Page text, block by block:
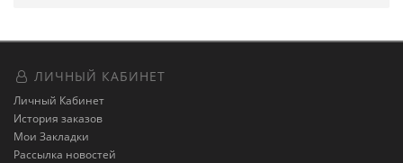
ЛИЧНЫЙ КАБИНЕТ
Личный Кабинет
История заказов
Мои Закладки
Рассылка новостей